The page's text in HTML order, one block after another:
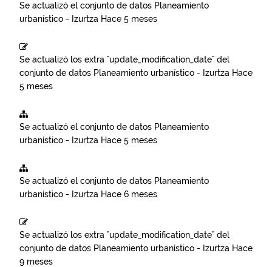
Se actualizó el conjunto de datos Planeamiento
urbanístico - Izurtza Hace 5 meses
Se actualizó los extra "update_modification_date" del
conjunto de datos Planeamiento urbanístico - Izurtza Hace
5 meses
Se actualizó el conjunto de datos Planeamiento
urbanístico - Izurtza Hace 5 meses
Se actualizó el conjunto de datos Planeamiento
urbanístico - Izurtza Hace 6 meses
Se actualizó los extra "update_modification_date" del
conjunto de datos Planeamiento urbanístico - Izurtza Hace
9 meses